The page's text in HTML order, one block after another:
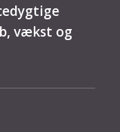
vækst og